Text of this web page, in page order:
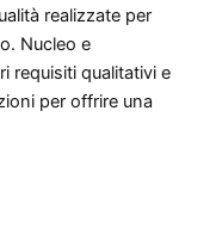
realizzate per
Nucleo e
requisiti qualitativi e
per offrire una